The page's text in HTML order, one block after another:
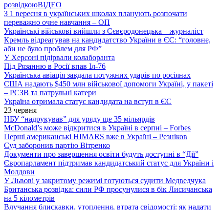
розвідкоюВІДЕО
З 1 вересня в українських школах планують розпочати
переважно очне навчання – ОП
Українські військові вийшли з Сєвєродонецька – журналіст
Кремль відреагував на кандидатство України в ЄС: “головне,
аби не було проблем для РФ”
У Херсоні підірвали колаборанта
Під Рязанню в Росії впав Іл-76
Українська авіація завдала потужних ударів по росіянах
США надають $450 млн військової допомоги Україні, у пакеті
– РСЗВ та патрульні катери
Україна отримала статус кандидата на вступ в ЄС
23 червня
НБУ “надрукував” для уряду ще 35 мільярдів
McDonald’s може відкритися в Україні в серпні – Forbes
Перші американські HIMARS вже в Україні – Резніков
Суд заборонив партію Вітренко
Документи про завершення освіти будуть доступні в “Дії”
Європарламент підтримав кандидатський статус для України і
Молдови
У Львові у закритому режимі готуються судити Медведчука
Британська розвідка: сили РФ просунулися в бік Лисичанська
на 5 кілометрів
Влучання блискавки, утоплення, втрата свідомості: як надати